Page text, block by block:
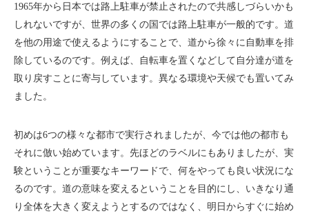
1965年から日本では路上駐車が禁止されたので共感しづらいかも
しれないですが、世界の多くの国では路上駐車が一般的です。道
を他の用途で使えるようにすることで、道から徐々に自動車を排
除しているのです。例えば、自転車を置くなどして自分達が道を
取り戻すことに寄与しています。異なる環境や天候でも置いてみ
ました。
初めは6つの様々な都市で実行されましたが、今では他の都市も
それに倣い始めています。先ほどのラベルにもありましたが、実
験ということが重要なキーワードで、何をやっても良い状況にな
るのです。道の意味を変えるということを目的にし、いきなり通
り全体を大きく変えようとするのではなく、明日からすぐに始め